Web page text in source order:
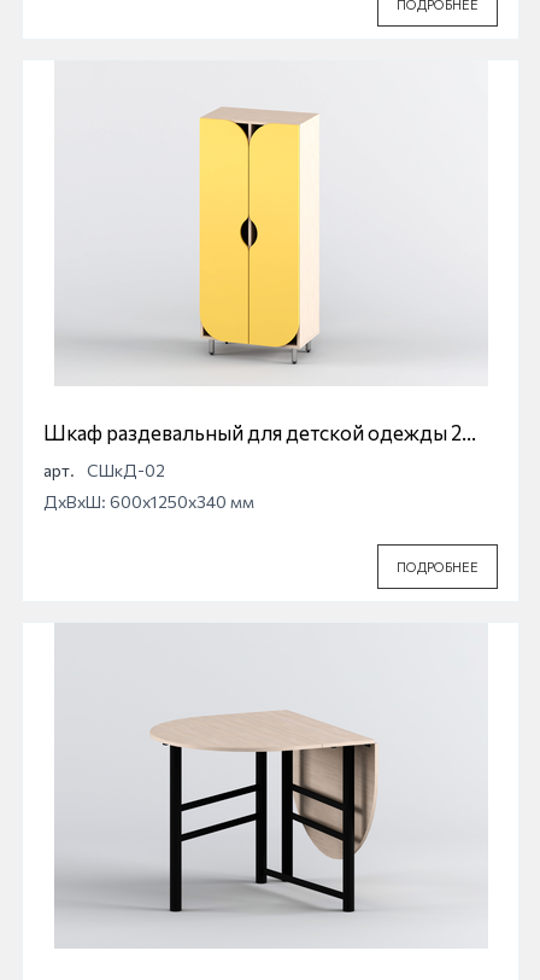
ПОДРОБНЕЕ
Шкаф раздевальный для детской одежды 2
секционный
арт.
СШкД-02
ДхВхШ: 600x1250x340 мм
ПОДРОБНЕЕ